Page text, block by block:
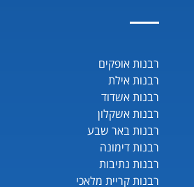
רבנות אופקים
רבנות אילת
רבנות אשדוד
רבנות אשקלון
רבנות באר שבע
רבנות דימונה
רבנות נתיבות
רבנות קריית מלאכי